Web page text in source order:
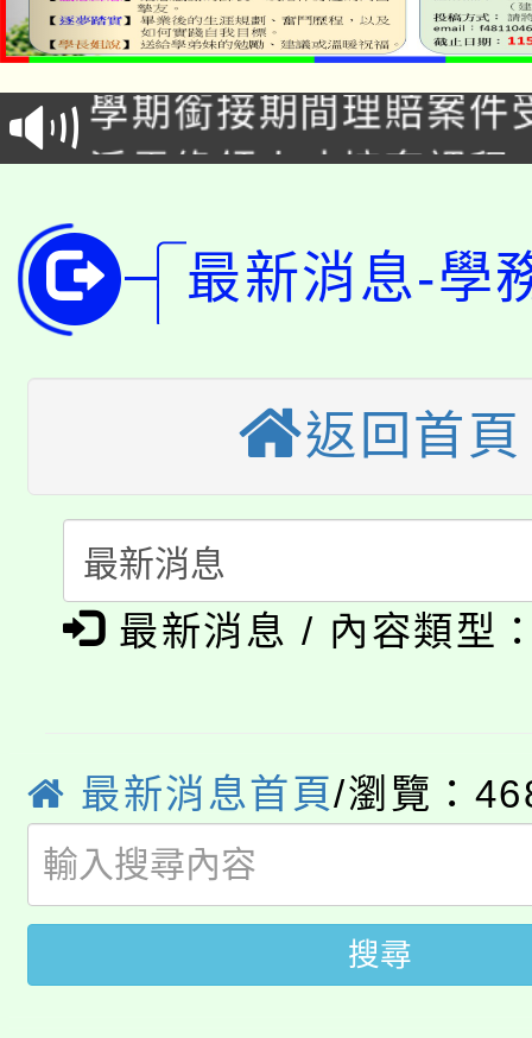
會
115年食農教育專業人
程
學期銜接期間理賠案件
學籍身 分審查程序及
版
淨零綠領人才培育課程
代理(課)教師甄選結果(
「2026金融保險知識
桃園市115學年度學生
生本土語及新住民語歌
公告本校115學年度第
代理(課)教師甄選結果
公告本校115學年度第
代理(課)教師甄選結果(
轉知中國文化大學推廣
《TA101》溝通分析基
程，歡迎學生輔導中心
系所師生報名參加。
淨零綠生活教案入校路
會
115年食農教育專業人
版
公告本校115學年度第
代理(課)教師甄選結果(
「2026金融保險知識
車」活動
桃園市115學年度學生
生本土語及新住民語歌
公告本校115學年度第
最新消息-學
返回首頁
最新消息 / 內容類型
最新消息首頁/瀏覽：
搜尋